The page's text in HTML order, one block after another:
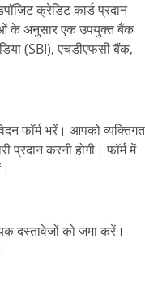
क्रेडिट कार्ड प्रदान
के अनुसार एक उपयुक्त बैंक
(SBI), एचडीएफसी बैंक,
फॉर्म भरें। आपको व्यक्तिगत
करनी होगी। फॉर्म में
दस्तावेजों को जमा करें।